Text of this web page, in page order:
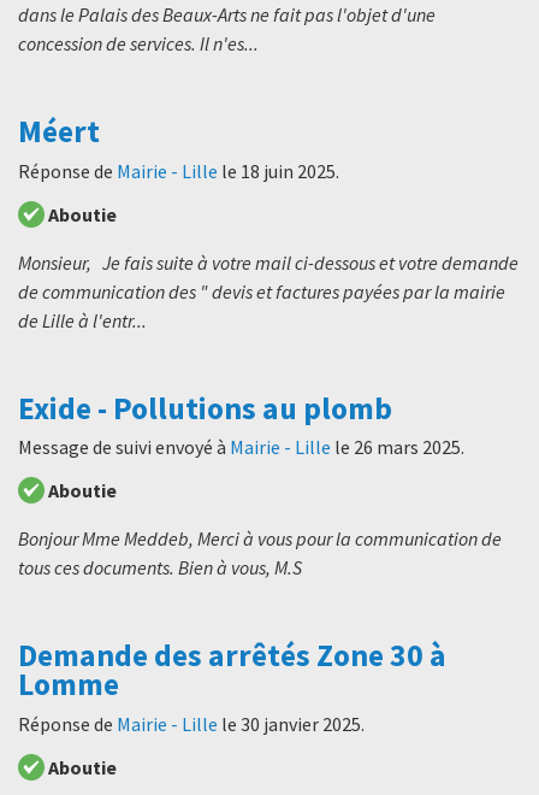
dans le Palais des Beaux-Arts ne fait pas l'objet d'une
concession de services. Il n'es...
Méert
Réponse de Mairie - Lille le 18 juin 2025.
Aboutie
Monsieur, Je fais suite à votre mail ci-dessous et votre demande
de communication des " devis et factures payées par la mairie
de Lille à l'entr...
Exide - Pollutions au plomb
Message de suivi envoyé à Mairie - Lille le 26 mars 2025.
Aboutie
Bonjour Mme Meddeb, Merci à vous pour la communication de
tous ces documents. Bien à vous, M.S
Demande des arrêtés Zone 30 à
Lomme
Réponse de Mairie - Lille le 30 janvier 2025.
Aboutie